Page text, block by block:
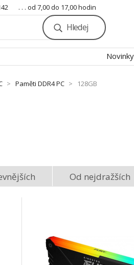
. . . od 7,00 do 17,00 hodin
Hledej
Novinky
Paměti DDR4 PC 128GB
Od nejdražších